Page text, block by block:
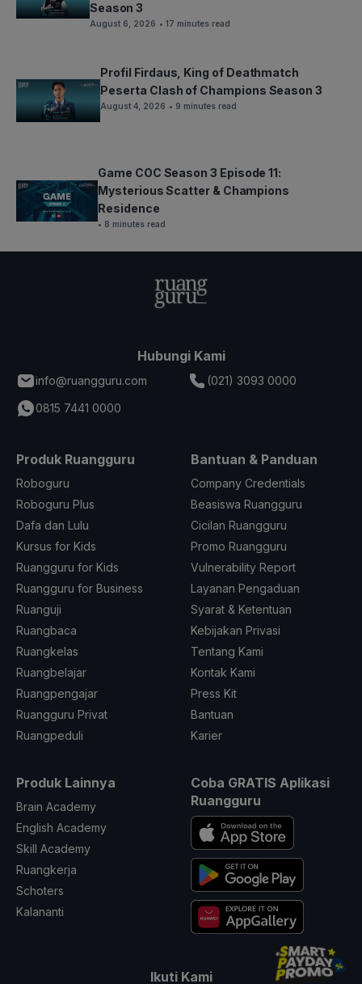
Season 3
August 6, 2026 • 17 minutes read
Profil Firdaus, King of Deathmatch
Peserta Clash of Champions Season 3
August 4, 2026 • 9 minutes read
Game COC Season 3 Episode 11:
Mysterious Scatter & Champions
Residence
• 8 minutes read
Hubungi Kami
info@ruangguru.com
(021) 3093 0000
0815 7441 0000
Produk Ruangguru
Roboguru
Roboguru Plus
Dafa dan Lulu
Kursus for Kids
Ruangguru for Kids
Ruangguru for Business
Ruanguji
Ruangbaca
Ruangkelas
Ruangbelajar
Ruangpengajar
Ruangguru Privat
Ruangpeduli
Bantuan & Panduan
Company Credentials
Beasiswa Ruangguru
Cicilan Ruangguru
Promo Ruangguru
Vulnerability Report
Layanan Pengaduan
Syarat & Ketentuan
Kebijakan Privasi
Tentang Kami
Kontak Kami
Press Kit
Bantuan
Karier
Produk Lainnya
Brain Academy
English Academy
Skill Academy
Ruangkerja
Schoters
Kalananti
Coba GRATIS Aplikasi
Ruangguru
Ikuti Kami